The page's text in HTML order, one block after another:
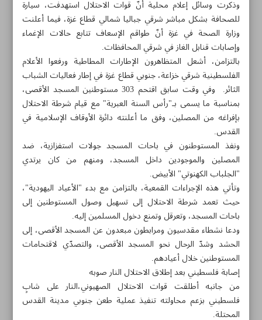
مواضيع هذه الصفحة
غزة تخرج نصرةً للأقصى.. ووقوع إصابات خلال التصدي لقمع
الاحتلال
صنعاء: محادثات السلام مع السعودية تسير بإيجابية
نتنياهو يغادر إلى نيويورك وسط احتجاجات عارمة
أخبار قصيرة
وذكرت وسائل إعلام محلية أنّ قوات الاحتلال استهدفت، سيارة
للصحافة بشكل مباشر شرقي جباليا شمالي قطاع غزة، فيما أعلنت
وزارة الصحة في غزة أنّ طواقم الإسعاف تتابع حالات الإغماء
وإصابات قنابل الغاز في شرقي المحافظات.
بالتزامن، أشعل المتظاهرون الإطارات المطاطية ورفعوا الأعلام
الفلسطينية شرقي خزاعة، جنوبي قطاع غزة في إطار فعاليات الشباب
الثائر. وفي وقت سابق اقتحم 303 مستوطنين المسجد الأقصى،
بمناسبة ما يسمى بـ"رأس السنة العبرية" مع قيام شرطة الاحتلال
بإفراغه من المصلين، وفق ما أعلنته دائرة الأوقاف الإسلامية في
القدس.
ونفذ المستوطنون في باحات المسجد جولات استفزازية، ضد
المصلين والموجودين داخل المسجد، ومنهم من كان يرتدي
"الجلباب الكهنوتي" الأبيض.
وتأتي هذه الإجراءات القمعية، بالتزامن مع بدء "الأعياد اليهودية"،
حيث تعمد شرطة الاحتلال إلى تسهيل وصول المستوطنين إلى
باحات المسجد، وتعرقل وتمنع دخول المسلمين إليه.
ودعا نشطاء مقدسيون ومرابطون مبعدون عن المسجد الأقصى، إلى
الحشد وشدّ الرحال نحو المسجد الأقصى، والتصدّي لاقتحامات
المستوطنين خلال أعيادهم.
إصابة فلسطيني بعد إطلاق الاحتلال النار صوبه
من جانبه أطلقت قوات الاحتلال الصهيوني،النار على شابٍ
فلسطيني بزعم محاولته تنفيذ عملية طعن جنوبي مدينة القدس
المحتلة.